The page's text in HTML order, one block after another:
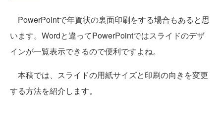
PowerPointで年賀状の裏面印刷をする場合もあると思
います。Wordと違ってPowerPointではスライドのデザ
インが一覧表示できるので便利ですよね。
本稿では、スライドの用紙サイズと印刷の向きを変更
する方法を紹介します。